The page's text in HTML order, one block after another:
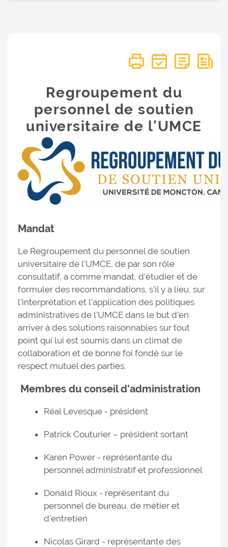
Regroupement du
personnel de soutien
universitaire de l’UMCE
Mandat
Le Regroupement du personnel de soutien
universitaire de l'UMCE, de par son rôle
consultatif, a comme mandat, d’étudier et de
formuler des recommandations, s’il y a lieu, sur
l’interprétation et l’application des politiques
administratives de l’UMCE dans le but d’en
arriver à des solutions raisonnables sur tout
point qui lui est soumis dans un climat de
collaboration et de bonne foi fondé sur le
respect mutuel des parties.
Membres du conseil d'administration
Réal Levesque - président
Patrick Couturier – président sortant
Karen Power - représentante du
personnel administratif et professionnel
Donald Rioux - représentant du
personnel de bureau, de métier et
d'entretien
Nicolas Girard - représentante des